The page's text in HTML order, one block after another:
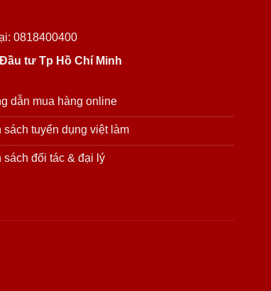
0818400400
tư Tp Hồ Chí Minh
dẫn mua hàng online
sách tuyển dụng việt làm
sách đối tác & đại lý